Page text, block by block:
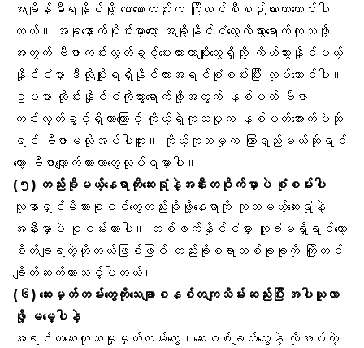
အချိန်မီရနိုင်ဖို့ စောစောတည်းက ကြိုတင်စီစဉ်ထားတာကောင်းပါ
တယ်။ အခုနောက်ပိုင်းမှာတော့ အချို့နိုင်ငံတွေကိုသွားရောက်ကုသဖို့
အတွက် ဗီဇာကင်းလွတ်ခွင့်ပေးထားတာမျိုးတွေရှိလို့ ကိုယ်သွားနိုင်မယ့်
နိုင်ငံမှာ ဒီလိုမျိုးရရှိနိုင်လားအရင်စုံစမ်းပြီး လုပ်ဆောင်ပါ။
ဥပမာ ထိုင်းနိုင်ငံကိုသွားရောက်ဖို့အတွက် နှစ်ပတ် ဗီဇာ
ကင်းလွတ်ခွင့်ရှိတာကြောင့် ကိုယ့်ရဲ့ ကုသမှု က နှစ်ပတ်အောက်ပဲဆို
ရင် ဗီဇာမလိုအပ်ပါဘူး။ ကိုယ့်ကုသမှုက ကြာရှည်မယ်ဆိုရင်
တော့ ဗီဇာလျှောက်ထားတာတွေလုပ်ရမှာပါ။
(၅) တည်းခိုမယ့်နေရာကိုဆေးရုံနဲ့အနီးတဝိုက်မှာပဲ စုံစမ်းပါ
လူနာရှင်မိသားစုဝင်တွေတည်းခိုဖို့နေရာကို ကုသမယ့်ဆေးရုံနဲ့
အနီးမှာပဲ စုံစမ်းထားပါ။ တစ်ဖက်နိုင်ငံမှာ လူခံမရှိရင်တော့
စိတ်ချရတဲ့ဟိုတယ်ဖြစ်ဖြစ် တည်းခိုစရာတစ်ခုခုကို ကြိုတင်
ချိတ်ဆက်ထားသင့်ပါတယ်။
(၆) ဆေးမှတ်တမ်းတွေကိုသေချာစနစ်တကျသိမ်းဆည်းပြီး အပါယူလာ
ဖို့ မမေ့ပါနဲ့
အရင်ကဆေးကုသမှုမှတ်တမ်းတွေ၊ဆေးစစ်ချက်တွေနဲ့ လိုအပ်တဲ့